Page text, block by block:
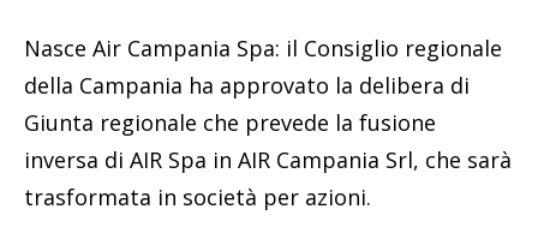
Nasce Air Campania Spa: il Consiglio regionale
della Campania ha approvato la delibera di
Giunta regionale che prevede la fusione
inversa di AIR Spa in AIR Campania Srl, che sarà
trasformata in società per azioni.